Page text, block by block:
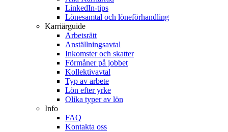
LinkedIn-tips
Lönesamtal och löneförhandling
Karriärguide
Arbetsrätt
Anställningsavtal
Inkomster och skatter
Förmåner på jobbet
Kollektivavtal
Typ av arbete
Lön efter yrke
Olika typer av lön
Info
FAQ
Kontakta oss